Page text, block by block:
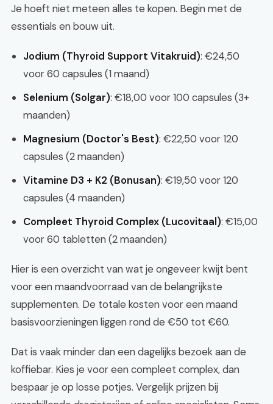
Je hoeft niet meteen alles te kopen. Begin met de
essentials en bouw uit.
Jodium (Thyroid Support Vitakruid): €24,50
voor 60 capsules (1 maand)
Selenium (Solgar): €18,00 voor 100 capsules (3+
maanden)
Magnesium (Doctor's Best): €22,50 voor 120
capsules (2 maanden)
Vitamine D3 + K2 (Bonusan): €19,50 voor 120
capsules (4 maanden)
Compleet Thyroid Complex (Lucovitaal): €15,00
voor 60 tabletten (2 maanden)
Hier is een overzicht van wat je ongeveer kwijt bent
voor een maandvoorraad van de belangrijkste
supplementen. De totale kosten voor een maand
basisvoorzieningen liggen rond de €50 tot €60.
Dat is vaak minder dan een dagelijks bezoek aan de
koffiebar. Kies je voor een compleet complex, dan
bespaar je op losse potjes. Vergelijk prijzen bij